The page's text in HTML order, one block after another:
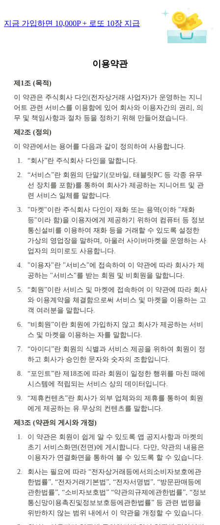
지금 가입하면 10,000P + 로또 10장 지급
이용약관
제1조 (목적)
이 약관은 주식회사 다인(전자상거래 사업자)가 운영하는 지니
어트 관련 서비스를 이용함에 있어 회사와 이용자간의 권리, 의
무 및 책임사항과 절차 등을 정하기 위해 만들어졌습니다.
제2조 (정의)
이 약관에서는 용어를 다음과 같이 정의하여 사용합니다.
1.
“회사”란 주식회사 다인을 말합니다.
2.
“서비스”란 회원의 단말기(모바일, 태블릿PC 등 각종 유무
선 장치를 포함)를 통하여 회사가 제공하는 지니어트 및 관
련 서비스 일체를 말합니다.
3.
"마켓"이란 주식회사 다인이 재화 또는 용역(이하 "재화
등"이라 함)을 이용자에게 제공하기 위하여 컴퓨터 등 정보
통신설비를 이용하여 재화 등을 거래할 수 있도록 설정한
가상의 영업장을 말하며, 아울러 사이버마켓을 운영하는 사
업자의 의미로도 사용합니다.
4.
"이용자"란 "서비스"에 접속하여 이 약관에 따라 회사가 제
공하는 "서비스"를 받는 회원 및 비회원을 말합니다.
5.
“회원”이란 서비스 및 마켓에 접속하여 이 약관에 따라 회사
와 이용계약을 체결함으로써 서비스 및 마켓을 이용하는 고
객 여러분을 말합니다.
6.
“비회원”이란 회원에 가입하지 않고 회사가 제공하는 서비
스 및 마켓을 이용하는 자를 말합니다.
7.
“아이디”란 회원의 식별과 서비스 제공을 위하여 회원이 정
하고 회사가 승인한 문자와 숫자의 조합입니다.
8.
“포인트”란 제18조에 따라 회원이 일정한 행위를 마친 때에
시스템에 적립되는 서비스 상의 데이터입니다.
9.
“제휴컨텐츠”란 회사가 외부 업체와의 제휴를 통하여 회원
에게 제공하는 유 무상의 컨텐츠를 말합니다.
제3조 (약관의 게시와 개정)
1.
이 약관은 회원이 쉽게 알 수 있도록 앱 공지사항과 마켓의
초기 서비스화면(전면)에 게시합니다. 다만, 약관의 내용은
이용자가 연결화면을 통하여 볼 수 있도록 할 수 있습니다.
2.
회사는 필요에 따라 “전자상거래등에서의소비자보호에관
한법률”, “전자거래기본법”, “전자서명법”, “방문판매등에
관한법률”, “소비자보호법” “약관의규제에관한법률”, “정보
통신망이용촉진및정보보호등에관한법률” 등 관련 법령을
위반하지 않는 범위 내에서 이 약관을 개정할 수 있습니다.